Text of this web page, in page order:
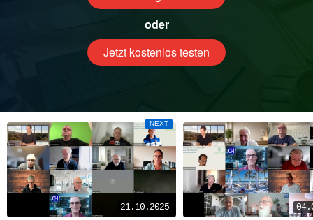
oder
Jetzt kostenlos testen
21.10.2025
NEXT